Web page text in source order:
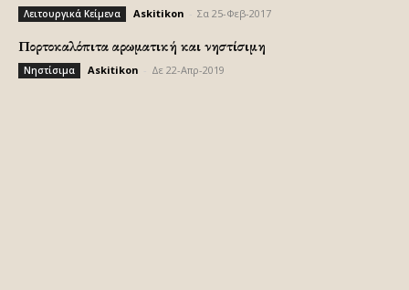
Λειτουργικά Κείμενα Askitikon Σα 25-Φεβ-2017
Πορτοκαλόπιτα αρωματική και νηστίσιμη
Νηστίσιμα Askitikon Δε 22-Απρ-2019